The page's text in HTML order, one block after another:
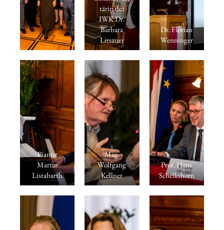
tärin des
IWK Dr.
Barbara
Litsauer
Dr. Florian
Wenninger
Pianist
Martin
Listabarth
Mag.
Wolfgang
Kellner
Prof. Hans
Schelkshorn